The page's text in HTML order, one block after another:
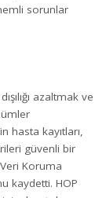
sorunlar
azaltmak ve
hasta kayıtları,
güvenli bir
Koruma
kaydetti. HOP